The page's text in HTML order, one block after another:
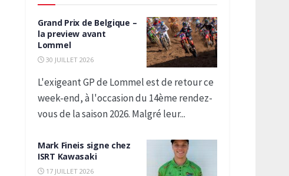
Grand Prix de Belgique –
la preview avant
Lommel
30 JUILLET 2026
L'exigeant GP de Lommel est de retour ce
week-end, à l'occasion du 14ème rendez-
vous de la saison 2026. Malgré leur...
Mark Fineis signe chez
ISRT Kawasaki
17 JUILLET 2026